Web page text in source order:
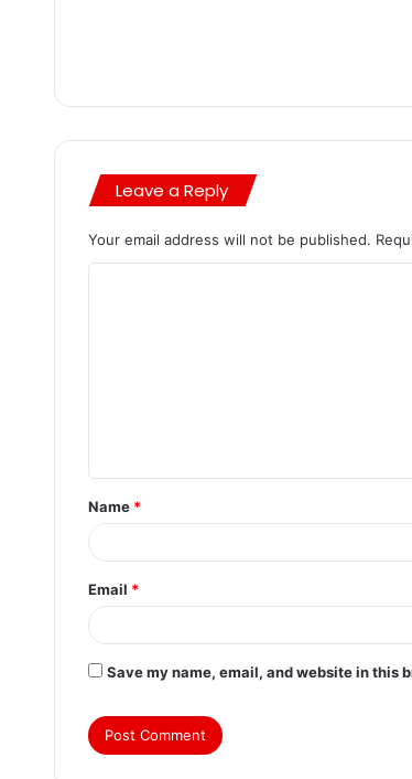
Leave a Reply
Your email address will not be published.
Name *
Email *
Save my name, email, and website in this